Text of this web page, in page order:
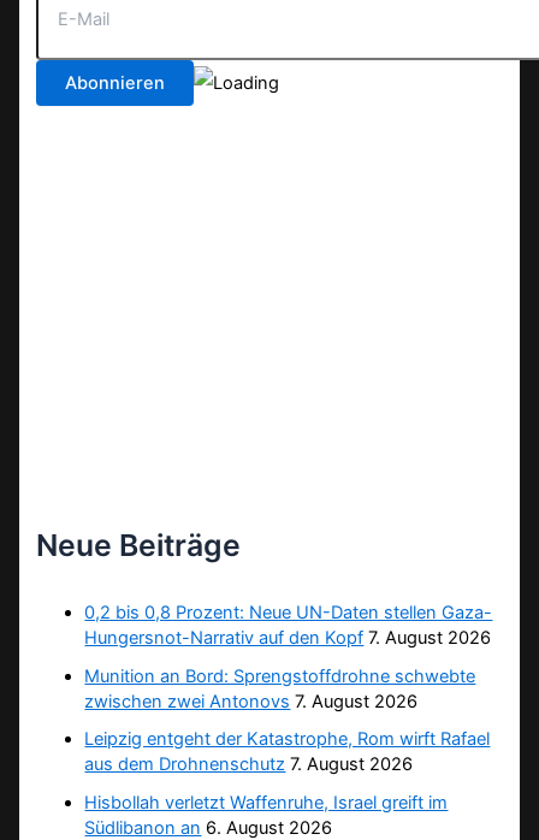
Neue Beiträge
0,2 bis 0,8 Prozent: Neue UN-Daten stellen Gaza-
Hungersnot-Narrativ auf den Kopf 7. August 2026
Munition an Bord: Sprengstoffdrohne schwebte
zwischen zwei Antonovs 7. August 2026
Leipzig entgeht der Katastrophe, Rom wirft Rafael
aus dem Drohnenschutz 7. August 2026
Hisbollah verletzt Waffenruhe, Israel greift im
Südlibanon an 6. August 2026